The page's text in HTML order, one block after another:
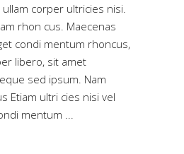
corper ultricies nisi.
rhon cus. Maecenas
condi mentum rhoncus,
libero, sit amet
sed ipsum. Nam
Etiam ultri cies nisi vel
mentum